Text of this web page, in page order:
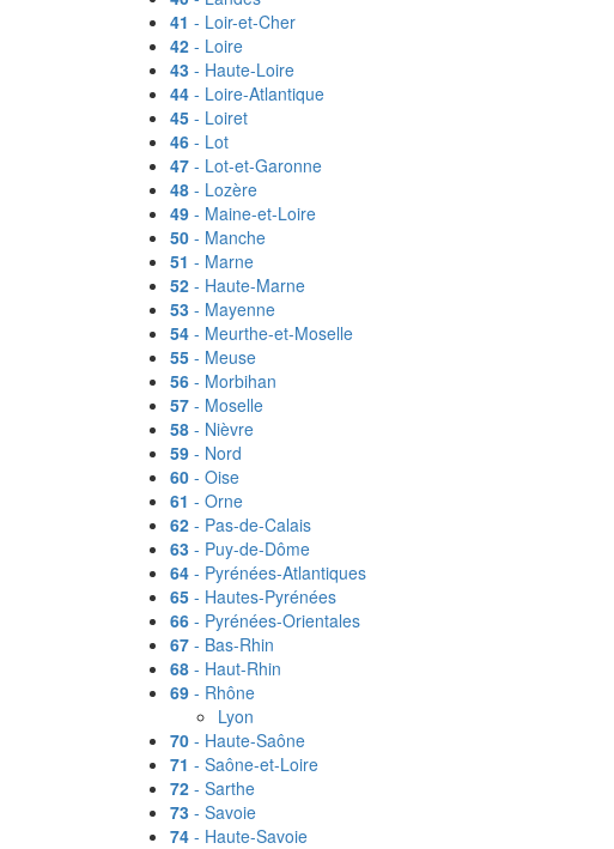
41 - Loir-et-Cher
42 - Loire
43 - Haute-Loire
44 - Loire-Atlantique
45 - Loiret
46 - Lot
47 - Lot-et-Garonne
48 - Lozère
49 - Maine-et-Loire
50 - Manche
51 - Marne
52 - Haute-Marne
53 - Mayenne
54 - Meurthe-et-Moselle
55 - Meuse
56 - Morbihan
57 - Moselle
58 - Nièvre
59 - Nord
60 - Oise
61 - Orne
62 - Pas-de-Calais
63 - Puy-de-Dôme
64 - Pyrénées-Atlantiques
65 - Hautes-Pyrénées
66 - Pyrénées-Orientales
67 - Bas-Rhin
68 - Haut-Rhin
69 - Rhône
Lyon
70 - Haute-Saône
71 - Saône-et-Loire
72 - Sarthe
73 - Savoie
74 - Haute-Savoie